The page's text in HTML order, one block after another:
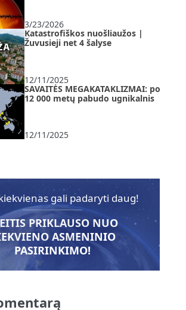
3/23/2026
Katastrofiškos nuošliaužos |
Žuvusieji net 4 šalyse
12/11/2025
SAVAITĖS MEGAKATAKLIZMAI: po
12 000 metų pabudo ugnikalnis
12/11/2025
gali padaryti daug!
PRIKLAUSO NUO
ASMENINIO
PASIRINKIMO!